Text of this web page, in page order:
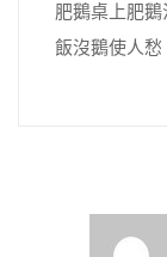
肥鵝桌上肥
飯沒鵝使人愁